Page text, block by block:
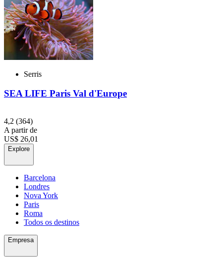
Serris
SEA LIFE Paris Val d'Europe
4,2 (364)
A partir de
US$ 26,01
Explore
Barcelona
Londres
Nova York
Paris
Roma
Todos os destinos
Empresa